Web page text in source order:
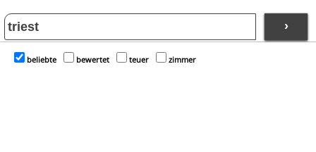
›
beliebte bewertet teuer zimmer